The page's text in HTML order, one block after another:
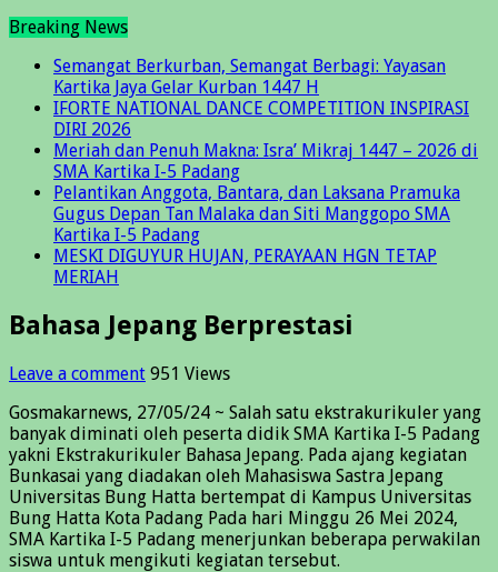
Breaking News
Semangat Berkurban, Semangat Berbagi: Yayasan
Kartika Jaya Gelar Kurban 1447 H
IFORTE NATIONAL DANCE COMPETITION INSPIRASI
DIRI 2026
Meriah dan Penuh Makna: Isra’ Mikraj 1447 – 2026 di
SMA Kartika I-5 Padang
Pelantikan Anggota, Bantara, dan Laksana Pramuka
Gugus Depan Tan Malaka dan Siti Manggopo SMA
Kartika I-5 Padang
MESKI DIGUYUR HUJAN, PERAYAAN HGN TETAP
MERIAH
Bahasa Jepang Berprestasi
Leave a comment 951 Views
Gosmakarnews, 27/05/24 ~ Salah satu ekstrakurikuler yang
banyak diminati oleh peserta didik SMA Kartika I-5 Padang
yakni Ekstrakurikuler Bahasa Jepang. Pada ajang kegiatan
Bunkasai yang diadakan oleh Mahasiswa Sastra Jepang
Universitas Bung Hatta bertempat di Kampus Universitas
Bung Hatta Kota Padang Pada hari Minggu 26 Mei 2024,
SMA Kartika I-5 Padang menerjunkan beberapa perwakilan
siswa untuk mengikuti kegiatan tersebut.